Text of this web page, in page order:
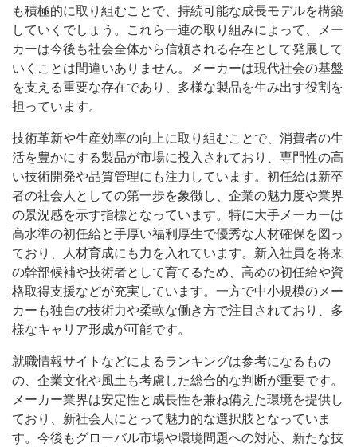
も積極的に取り組むことで、持続可能な成長モデルを構築
していくでしょう。これら一連の取り組みによって、メー
カーは今後も社会全体から信頼される存在として発展して
いくことは間違いありません。メーカーは現代社会の基盤
を支える重要な存在であり、多様な製品を生み出す役割を
担っています。
技術革新や生産効率の向上に取り組むことで、消費者の生
活を豊かにする製品が市場に投入されており、専門性の高
い技術開発や品質管理にも注力しています。初任給は新卒
者の社会人としての第一歩を象徴し、企業の魅力度や業界
の景況感を示す指標となっています。特に大手メーカーは
高水準の初任給と手厚い福利厚生で優秀な人材確保を図っ
ており、人材育成にも力を入れています。新入社員を将来
の幹部候補や技術者として育てるため、高めの初任給や資
格取得支援などが充実しています。一方で中小規模のメー
カーも独自の技術力や柔軟な働き方で注目されており、多
様なキャリア形成が可能です。
就職情報サイトなどによるランキングは参考になるもの
の、企業文化や風土も考慮した総合的な判断が重要です。
メーカー業界は安定性と成長性を兼ね備えた環境を提供し
ており、新社会人にとって魅力的な選択肢となっていま
す。今後もグローバル市場や環境問題への対応、新たな技